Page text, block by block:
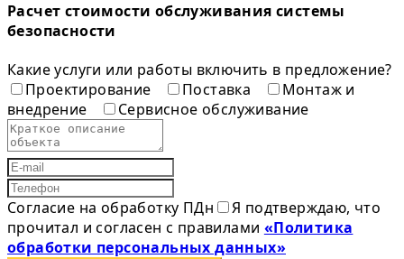
Расчет стоимости обслуживания системы
безопасности
Какие услуги или работы включить в предложение?
Проектирование
Поставка
Монтаж и
внедрение
Сервисное обслуживание
Согласие на обработку ПДн
Я подтверждаю, что
прочитал и согласен с правилами «Политика
обработки персональных данных»